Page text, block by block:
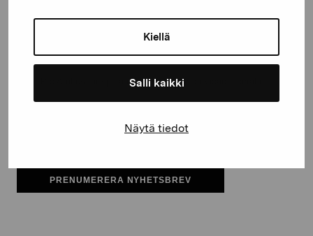
Kiellä
Salli kaikki
Näytä tiedot
Pro Artibus får spara min information för vidare kontakt
PRENUMERERA NYHETSBREV